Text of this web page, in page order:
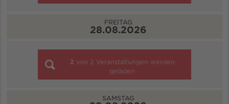
FREITAG
28.08.2026
2 von 2 Veranstaltungen werden
geladen
SAMSTAG